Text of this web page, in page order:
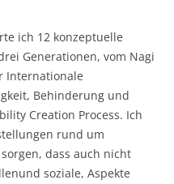
ich 12 konzeptuelle
Generationen, vom Nagi
Internationale
Behinderung und
Creation Process. Ich
rund um
dass auch nicht
soziale, Aspekte